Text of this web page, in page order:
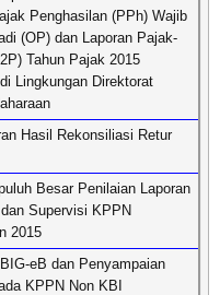
Penghasilan (PPh) Wajib
(OP) dan Laporan Pajak-
Tahun Pajak 2015
Lingkungan Direktorat
Hasil Rekonsiliasi Retur
Besar Penilaian Laporan
Supervisi KPPN
2015
eB dan Penyampaian
KPPN Non KBI